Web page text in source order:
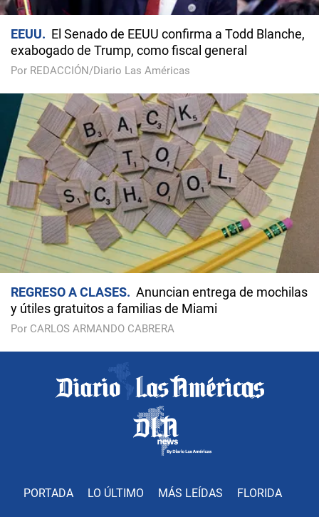
EEUU
El Senado de EEUU confirma a Todd Blanche,
exabogado de Trump, como fiscal general
Por REDACCIÓN/Diario Las Américas
REGRESO A CLASES
Anuncian entrega de mochilas
y útiles gratuitos a familias de Miami
Por CARLOS ARMANDO CABRERA
PORTADA LO ÚLTIMO MÁS LEÍDAS FLORIDA